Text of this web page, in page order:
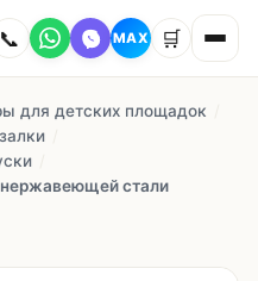
📞 MAX 🛒
для детских площадок
нержавеющей стали